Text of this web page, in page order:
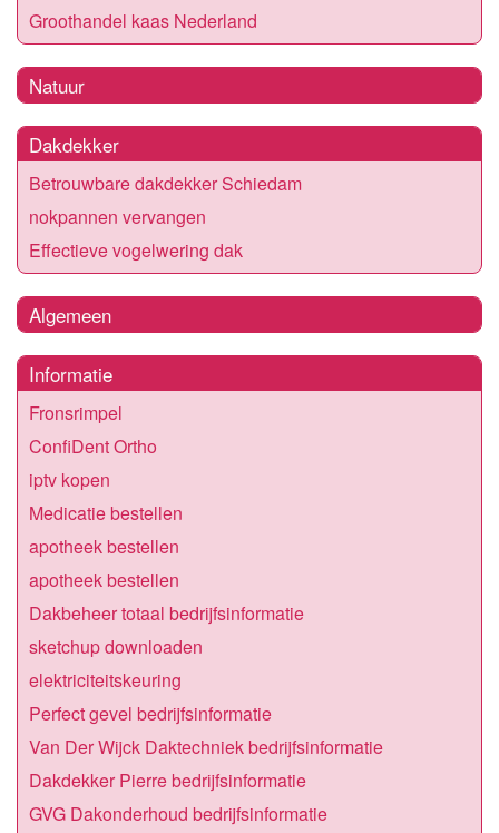
Groothandel kaas Nederland
Natuur
Dakdekker
Betrouwbare dakdekker Schiedam
nokpannen vervangen
Effectieve vogelwering dak
Algemeen
Informatie
Fronsrimpel
ConfiDent Ortho
iptv kopen
Medicatie bestellen
apotheek bestellen
apotheek bestellen
Dakbeheer totaal bedrijfsinformatie
sketchup downloaden
elektriciteitskeuring
Perfect gevel bedrijfsinformatie
Van Der Wijck Daktechniek bedrijfsinformatie
Dakdekker Pierre bedrijfsinformatie
GVG Dakonderhoud bedrijfsinformatie